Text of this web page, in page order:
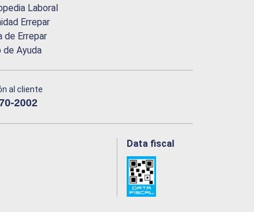
Laboral
Errepar
de Errepar
de Ayuda
al cliente
2002
Data fiscal